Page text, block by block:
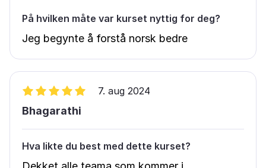
På hvilken måte var kurset nyttig for deg?
Jeg begynte å forstå norsk bedre
7. aug 2024
Bhagarathi
Hva likte du best med dette kurset?